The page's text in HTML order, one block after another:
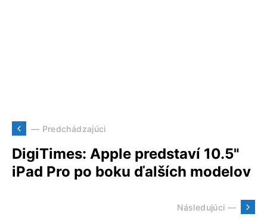
— Predchádzajúci
DigiTimes: Apple predstaví 10.5"
iPad Pro po boku ďalších modelov
Následujúci —